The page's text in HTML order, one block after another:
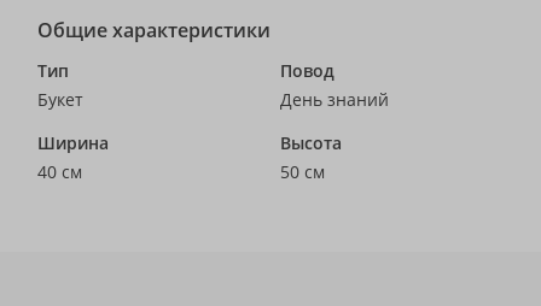
Общие характеристики
Тип
Букет
Повод
День знаний
Ширина
40 см
Высота
50 см